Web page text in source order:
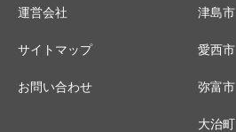
運営会社
サイトマップ
お問い合わせ
津島市
愛西市
弥富市
大治町